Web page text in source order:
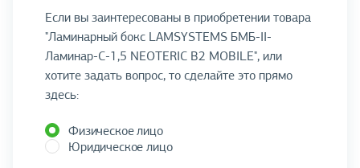
Если вы заинтересованы в приобретении товара
"Ламинарный бокс LAMSYSTEMS БМБ-II-
Ламинар-C-1,5 NEOTERIC B2 MOBILE", или
хотите задать вопрос, то сделайте это прямо
здесь:
Физическое лицо
Юридическое лицо